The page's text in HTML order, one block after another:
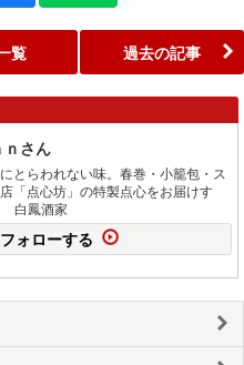
覧 過去の記事
ｎさん
とらわれない味。春巻・小籠包・ス
「点心坊」の特製点心をお届けす
白鳳酒家
フォローする